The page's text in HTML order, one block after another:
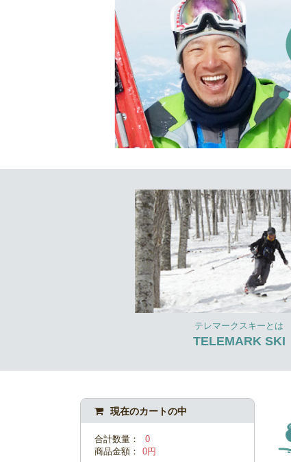
テレマークスキーとは
TELEMARK SKI
現在のカートの中
合計数量：
0
商品金額：
0円